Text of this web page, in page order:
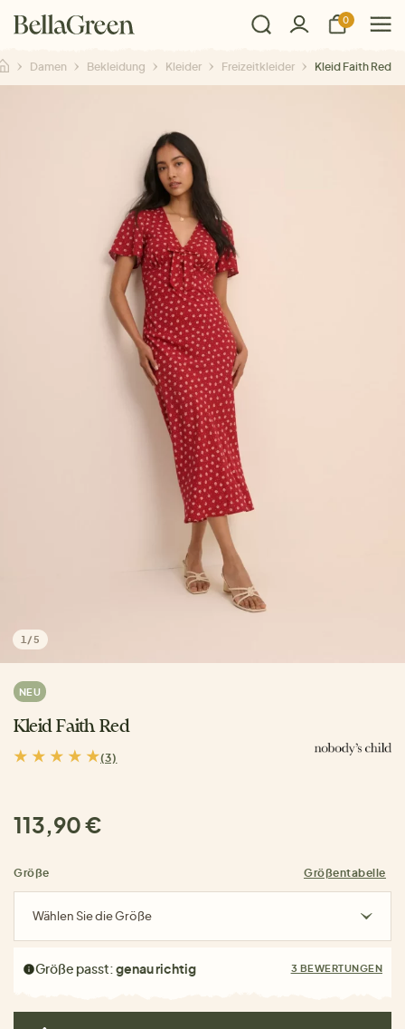
0
Damen Bekleidung Kleider Freizeitkleider Kleid Faith Red
1 /5
NEU
Kleid Faith Red
(3)
113,90 €
Größe Größentabelle
Wählen Sie die Größe
Größe passt:genau richtig 3 BEWERTUNGEN